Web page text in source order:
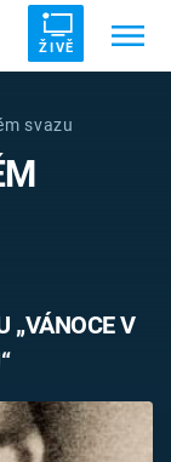
ŽIVĚ
VÁLKA
svazu
„VÁNOCE V